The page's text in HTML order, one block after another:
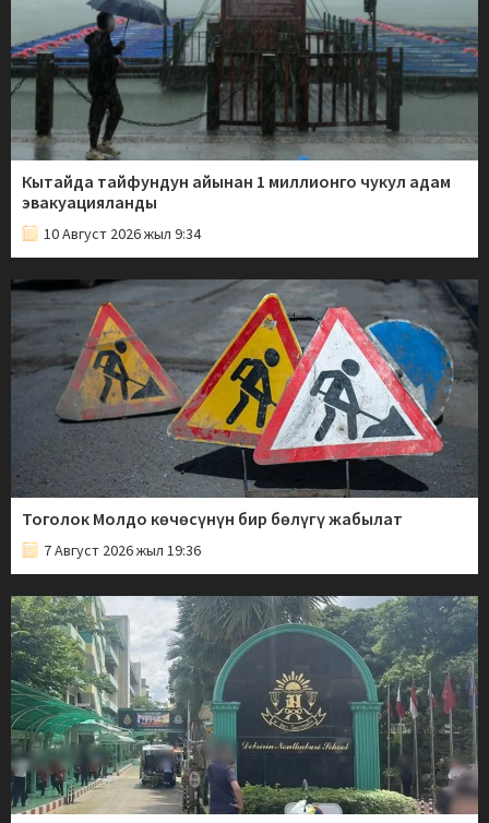
Кытайда тайфундун айынан 1 миллионго чукул адам
эвакуацияланды
10 Август 2026 жыл 9:34
Тоголок Молдо көчөсүнүн бир бөлүгү жабылат
7 Август 2026 жыл 19:36